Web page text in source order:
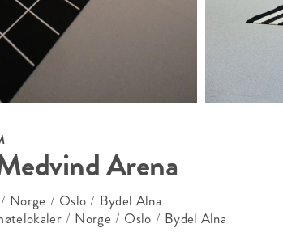
Arena
/ Norge / Oslo / Bydel Alna
/ Norge / Oslo / Bydel Alna